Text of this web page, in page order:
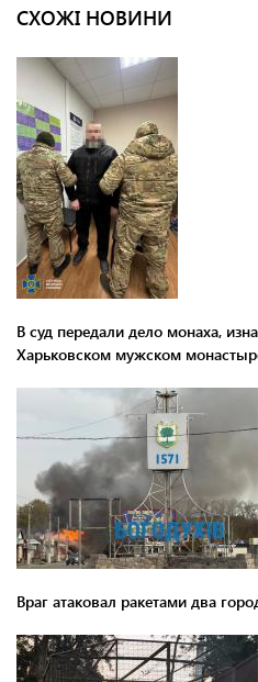
СХОЖІ НОВИНИ
В суд передали дело монаха,
Харьковском мужском
Враг атаковал ракетами два